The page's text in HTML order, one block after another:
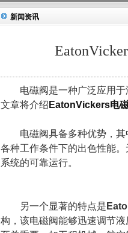
新闻资讯
电磁阀是一种广泛应用于
文章将介绍 EatonVickers电
电磁阀具备多种优势，其
各种工作条件下的出色性能
系统的可靠运行。
另一个显著的特点是
构，该电磁阀能够迅速调节